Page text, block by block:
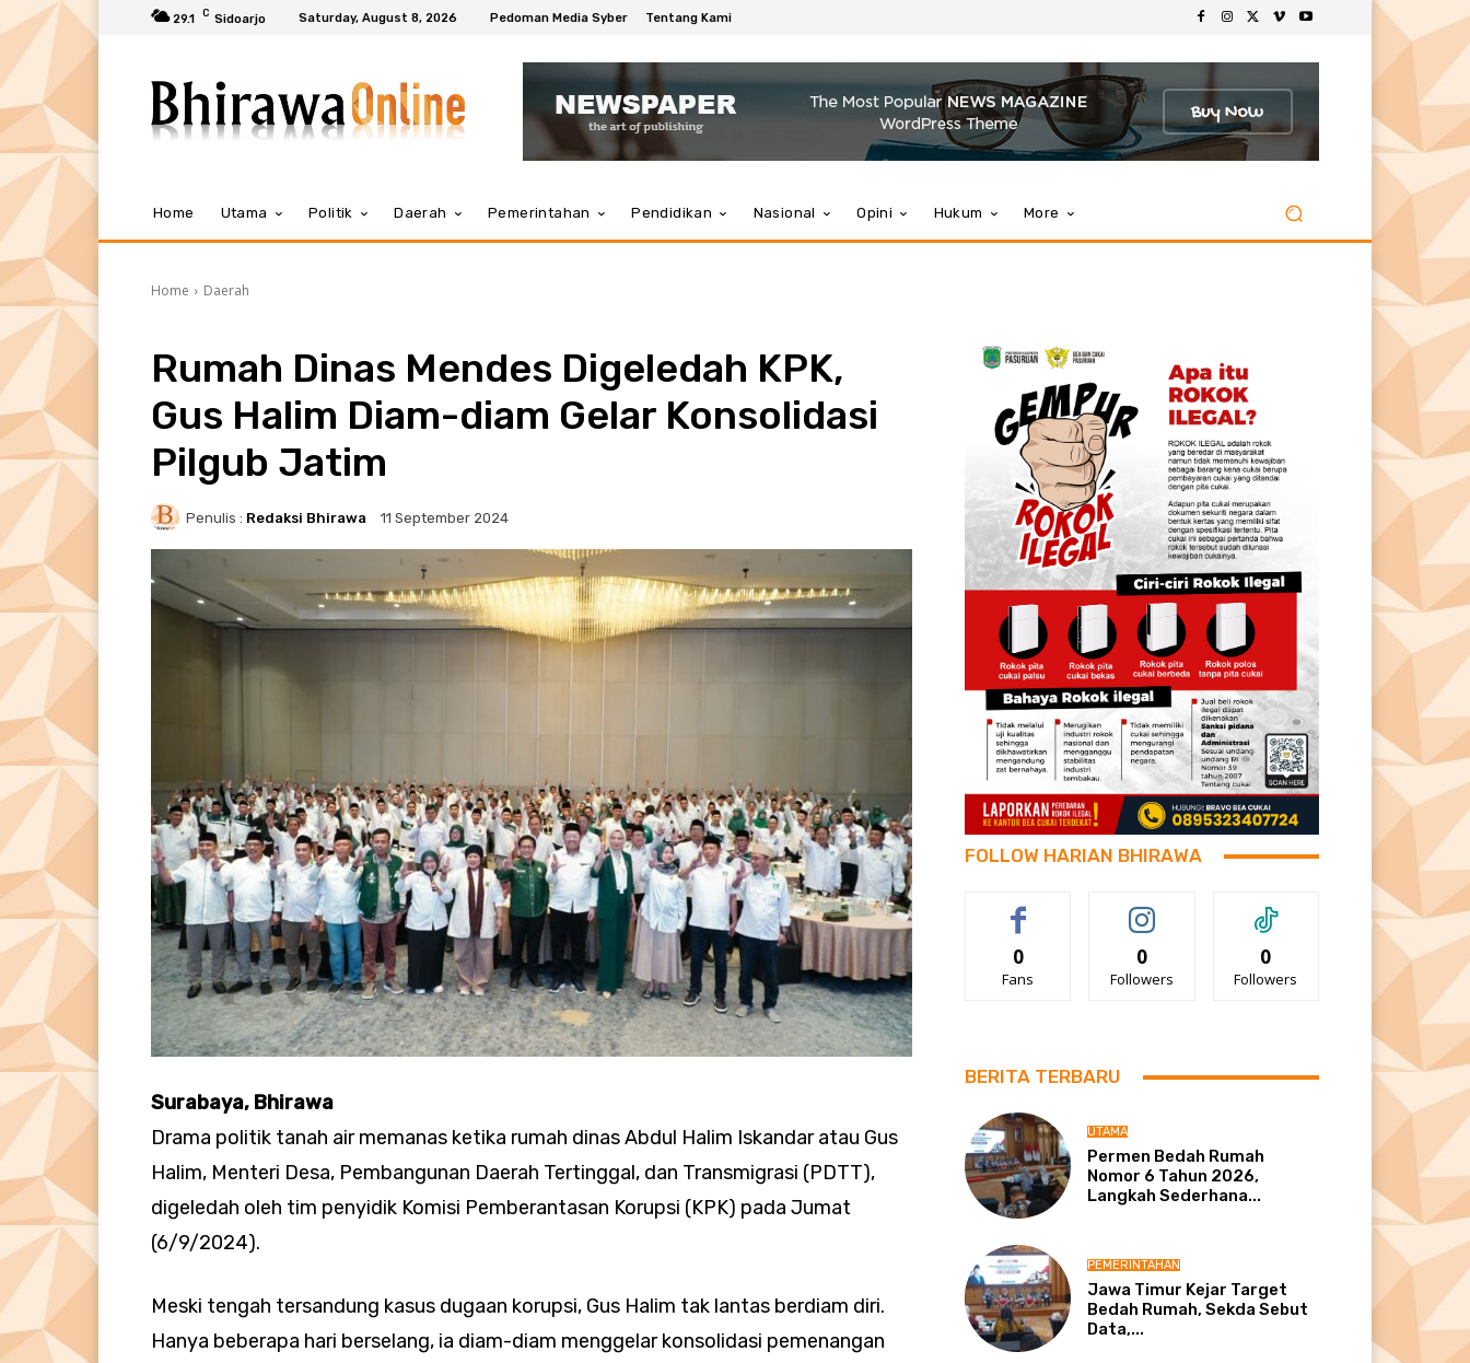
29.1 C Sidoarjo Saturday, August 8, 2026 Pedoman Media Syber Tentang Kami
Home Utama Politik Daerah Pemerintahan Pendidikan Nasional Opini Hukum More
Home Daerah
Rumah Dinas Mendes Digeledah KPK,
Gus Halim Diam-diam Gelar Konsolidasi
Pilgub Jatim
Penulis : Redaksi Bhirawa 11 September 2024
Surabaya, Bhirawa
Drama politik tanah air memanas ketika rumah dinas Abdul Halim Iskandar atau Gus
Halim, Menteri Desa, Pembangunan Daerah Tertinggal, dan Transmigrasi (PDTT),
digeledah oleh tim penyidik Komisi Pemberantasan Korupsi (KPK) pada Jumat
(6/9/2024).
Meski tengah tersandung kasus dugaan korupsi, Gus Halim tak lantas berdiam diri.
Hanya beberapa hari berselang, ia diam-diam menggelar konsolidasi pemenangan
FOLLOW HARIAN BHIRAWA
0
Fans
0
Followers
0
Followers
BERITA TERBARU
UTAMA
Permen Bedah Rumah
Nomor 6 Tahun 2026,
Langkah Sederhana...
PEMERINTAHAN
Jawa Timur Kejar Target
Bedah Rumah, Sekda Sebut
Data,...